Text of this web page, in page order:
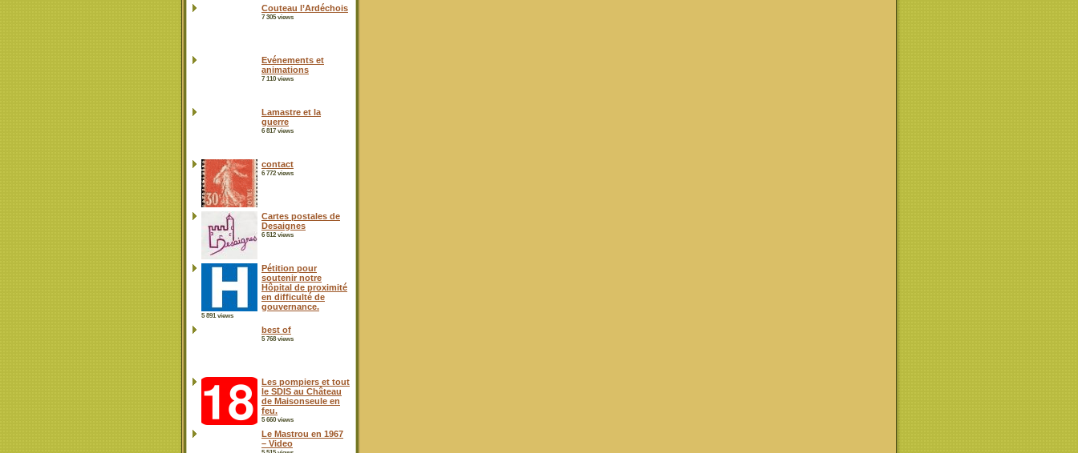
Couteau l’Ardéchois
7 305 views
Evénements et
animations
7 110 views
Lamastre et la
guerre
6 817 views
contact
6 772 views
Cartes postales de
Desaignes
6 512 views
Pétition pour
soutenir notre
Hôpital de proximité
en difficulté de
gouvernance.
5 891 views
best of
5 768 views
Les pompiers et tout
le SDIS au Château
de Maisonseule en
feu.
5 660 views
Le Mastrou en 1967
– Video